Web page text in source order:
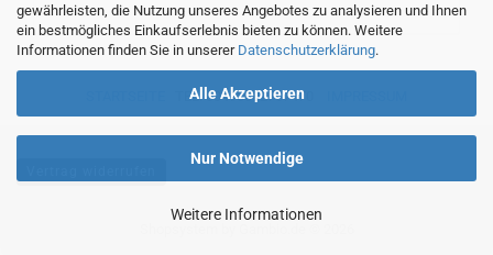
gewährleisten, die Nutzung unseres Angebotes zu analysieren und Ihnen
ein bestmögliches Einkaufserlebnis bieten zu können. Weitere
Informationen finden Sie in unserer Datenschutzerklärung.
Alle Akzeptieren
Nur Notwendige
Weitere Informationen
TEL. 00493382707470